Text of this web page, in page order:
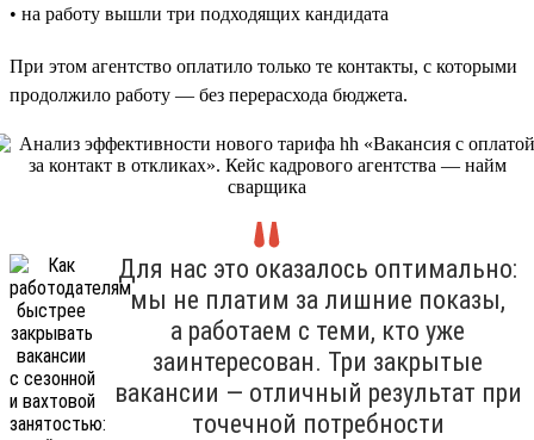
• на работу вышли три подходящих кандидата
При этом агентство оплатило только те контакты, с которыми
продолжило работу — без перерасхода бюджета.
Для нас это оказалось оптимально:
мы не платим за лишние показы,
а работаем с теми, кто уже
заинтересован. Три закрытые
вакансии — отличный результат при
точечной потребности